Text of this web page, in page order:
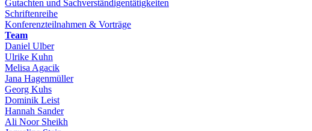
Gutachten und Sachverständigentätigkeiten
Schriftenreihe
Konferenzteilnahmen & Vorträge
Team
Daniel Ulber
Ulrike Kuhn
Melisa Agacik
Jana Hagenmüller
Georg Kuhs
Dominik Leist
Hannah Sander
Ali Noor Sheikh